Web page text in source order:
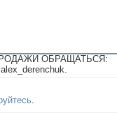
ОБРАЩАТЬСЯ: